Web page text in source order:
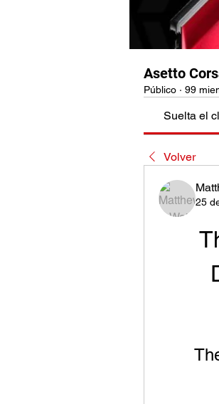
Asetto
Público · 99
Suelta el
Volver
25